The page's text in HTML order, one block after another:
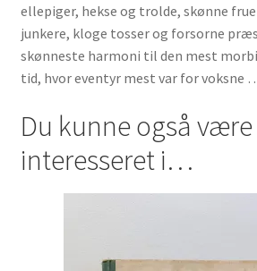
ellepiger, hekse og trolde, skønne
junkere, kloge tosser og forsorne
skønneste harmoni til den mest
tid, hvor eventyr mest var for voksne
Du kunne også være
interesseret i…